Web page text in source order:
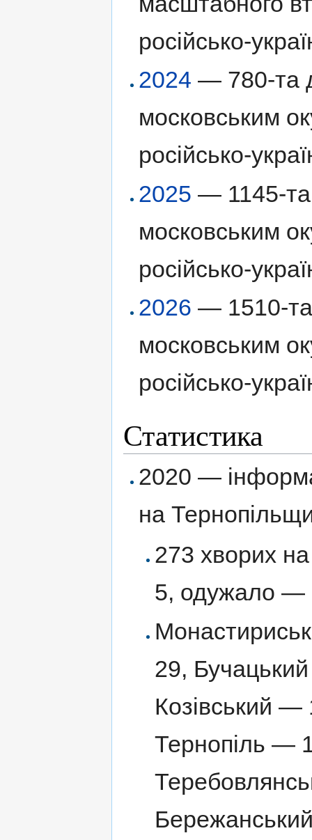
російсько-
2024 — 780-та
московським
російсько-
2025 — 1145-та
московським
російсько-
2026 — 1510-та
московським
російсько-
Статистика
2020 —
на
273 хворих
5, одужало —
29,
Козівський
Тернопіль —